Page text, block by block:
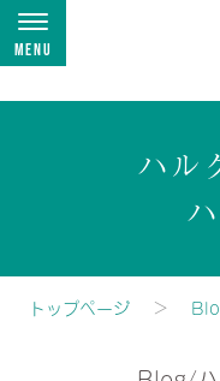
Menu
ハル
トップページ